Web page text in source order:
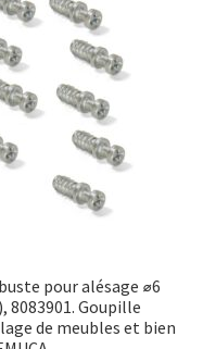
pour alésage ⌀6
8083901. Goupille
de meubles et bien